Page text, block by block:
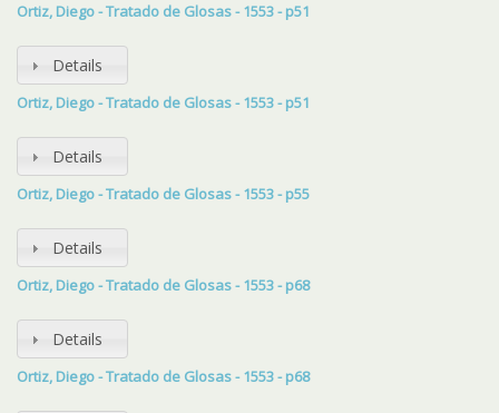
Ortiz, Diego - Tratado de Glosas - 1553 - p51
Details
Ortiz, Diego - Tratado de Glosas - 1553 - p51
Details
Ortiz, Diego - Tratado de Glosas - 1553 - p55
Details
Ortiz, Diego - Tratado de Glosas - 1553 - p68
Details
Ortiz, Diego - Tratado de Glosas - 1553 - p68